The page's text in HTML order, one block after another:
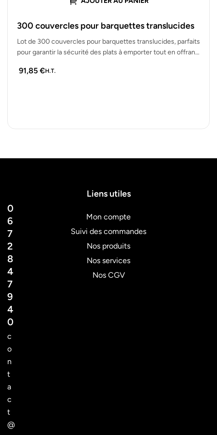
300 couvercles pour barquettes translucides
Lot de 300 couvercles pour barquettes translucides, parfaits
pour garantir la sécurité des plats à emporter tout en offrant
91,85 €H.T.
0
6
7
2
8
4
7
9
4
0
c
o
n
t
a
c
t
@
Liens utiles
Mon compte
Suivi des commandes
Nos produits
Nos services
Nos CGV